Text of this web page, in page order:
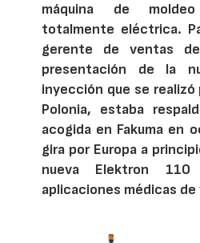
máquina de
totalmente eléctrica.
gerente de ventas
presentación de la
inyección que se realizó
Polonia, estaba
acogida en Fakuma en
gira por Europa a
nueva Elektron 110
aplicaciones médicas de